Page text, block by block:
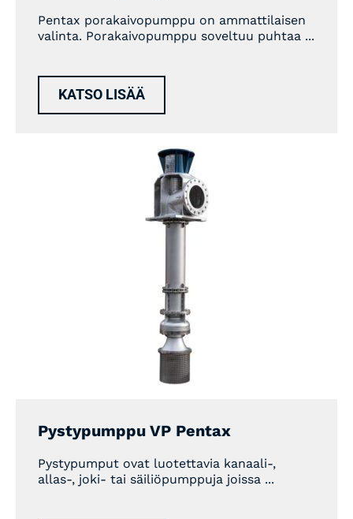
Pentax porakaivopumppu on ammattilaisen
valinta. Porakaivopumppu soveltuu puhtaa ...
KATSO LISÄÄ
Pystypumppu VP Pentax
Pystypumput ovat luotettavia kanaali-,
allas-, joki- tai säiliöpumppuja joissa ...